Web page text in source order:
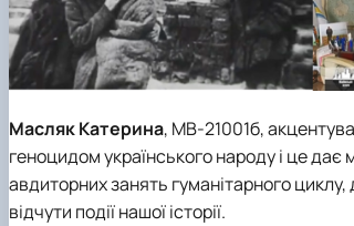
Масляк Катерина, МВ-21001б,
геноцидом українського народу і це
авдиторних занять гуманітарного
відчути події нашої історії.